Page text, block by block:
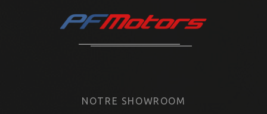
NOTRE SHOWROOM